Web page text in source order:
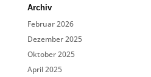
Archiv
Februar 2026
Dezember 2025
Oktober 2025
April 2025